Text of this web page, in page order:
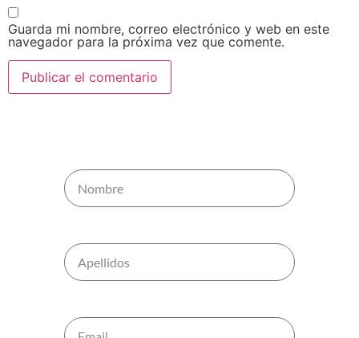
Guarda mi nombre, correo electrónico y web en este
navegador para la próxima vez que comente.